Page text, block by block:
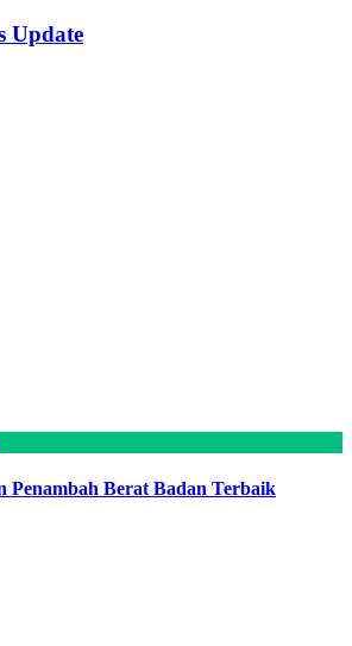
Update
Penambah Berat Badan Terbaik